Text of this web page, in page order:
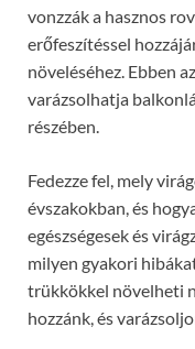
vonzzák a hasznos
erőfeszítéssel
növeléséhez. Ebben
varázsolhatja
részében.
Fedezze fel, mely
évszakokban, és
egészségesek és
milyen gyakori
trükkökkel növelheti
hozzánk, és